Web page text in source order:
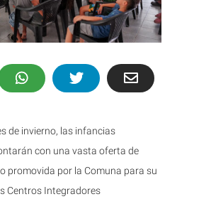
de invierno, las infancias
con una vasta oferta de
promovida por la Comuna para su
Centros Integradores